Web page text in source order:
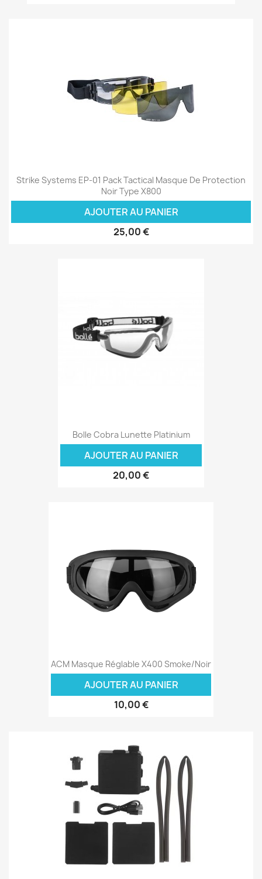
Strike Systems EP-01 Pack Tactical Masque De Protection
Noir Type X800
AJOUTER AU PANIER
25,00 €
Bolle Cobra Lunette Platinium
AJOUTER AU PANIER
20,00 €
ACM Masque Réglable X400 Smoke/Noir
AJOUTER AU PANIER
10,00 €